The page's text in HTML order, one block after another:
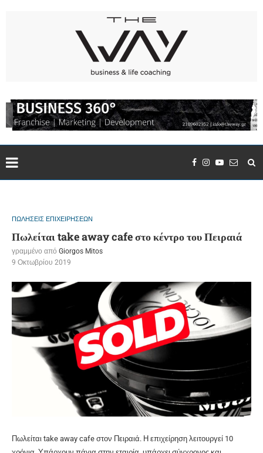
ΠΩΛΗΣΕΙΣ ΕΠΙΧΕΙΡΗΣΕΩΝ
Πωλείται take away cafe στο κέντρο του Πειραιά
γραμμένο από Giorgos Mitos
9 Οκτωβρίου 2019
Πωλείται take away cafe στον Πειραιά. Η επιχείρηση λειτουργεί 10